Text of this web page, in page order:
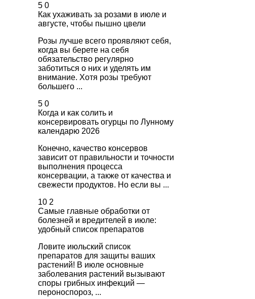
5 0
Как ухаживать за розами в июле и
августе, чтобы пышно цвели
Розы лучше всего проявляют себя,
когда вы берете на себя
обязательство регулярно
заботиться о них и уделять им
внимание. Хотя розы требуют
большего ...
5 0
Когда и как солить и
консервировать огурцы по Лунному
календарю 2026
Конечно, качество консервов
зависит от правильности и точности
выполнения процесса
консервации, а также от качества и
свежести продуктов. Но если вы ...
10 2
Самые главные обработки от
болезней и вредителей в июле:
удобный список препаратов
Ловите июльский список
препаратов для защиты ваших
растений! В июле основные
заболевания растений вызывают
споры грибных инфекций —
пероноспороз, ...